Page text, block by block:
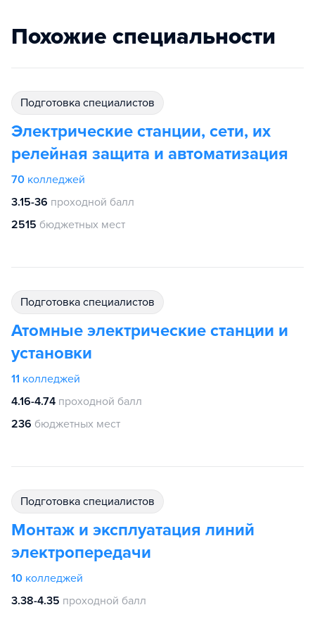
Похожие специальности
подготовка специалистов
Электрические станции, сети, их
релейная защита и автоматизация
70 колледжей
3.15-36 проходной балл
2515 бюджетных мест
подготовка специалистов
Атомные электрические станции и
установки
11 колледжей
4.16-4.74 проходной балл
236 бюджетных мест
подготовка специалистов
Монтаж и эксплуатация линий
электропередачи
10 колледжей
3.38-4.35 проходной балл